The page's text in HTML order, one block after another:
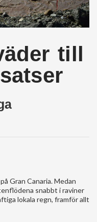
till
Gran Canaria. Medan
snabbt i raviner
lokala regn, framför allt